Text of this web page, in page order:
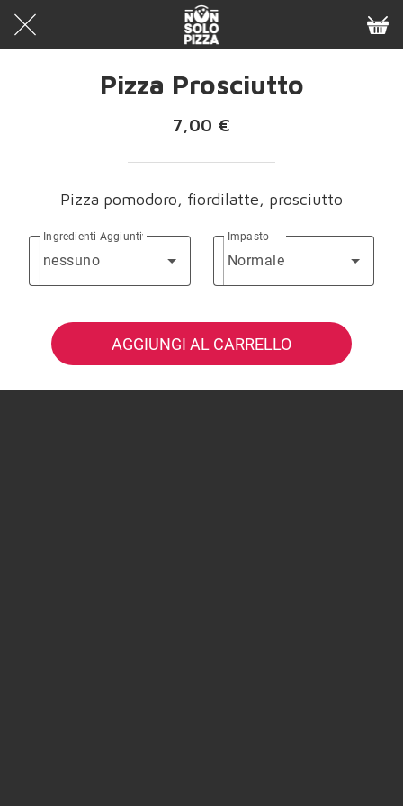
Pizza Prosciutto
7,00 €
Pizza pomodoro, fiordilatte, prosciutto
Ingredienti Aggiuntivi
nessuno
Impasto
Normale
AGGIUNGI AL CARRELLO